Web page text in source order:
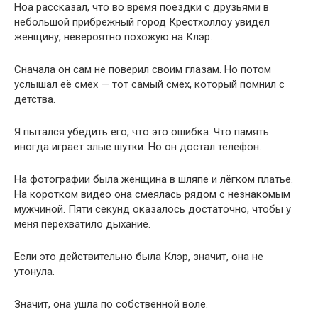
Ноа рассказал, что во время поездки с друзьями в
небольшой прибрежный город Крестхоллоу увидел
женщину, невероятно похожую на Клэр.
Сначала он сам не поверил своим глазам. Но потом
услышал её смех — тот самый смех, который помнил с
детства.
Я пытался убедить его, что это ошибка. Что память
иногда играет злые шутки. Но он достал телефон.
На фотографии была женщина в шляпе и лёгком платье.
На коротком видео она смеялась рядом с незнакомым
мужчиной. Пяти секунд оказалось достаточно, чтобы у
меня перехватило дыхание.
Если это действительно была Клэр, значит, она не
утонула.
Значит, она ушла по собственной воле.